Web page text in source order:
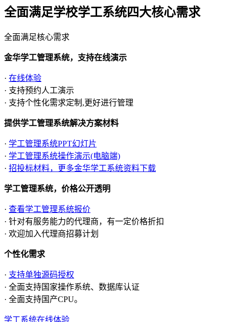
全面满足学校学工系统四大核心需求
全面满足核心需求
金华学工管理系统，支持在线演示
· 在线体验
· 支持预约人工演示
· 支持个性化需求定制,更好进行管理
提供学工管理系统解决方案材料
· 学工管理系统PPT幻灯片
· 学工管理系统操作演示(电脑端)
· 招投标材料，更多金华学工系统资料下载
学工管理系统，价格公开透明
· 查看学工管理系统报价
· 针对有服务能力的代理商，有一定价格折扣
· 欢迎加入代理商招募计划
个性化需求
· 支持单独源码授权
· 全面支持国家操作系统、数据库认证
· 全面支持国产CPU。
学工系统在线体验